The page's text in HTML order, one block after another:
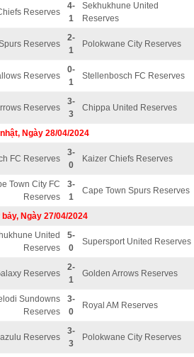
Reserves
4-
1
Sekhukhune United
Reserves
Reserves
2-
1
Polokwane City Reserves
Reserves
0-
1
Stellenbosch FC Reserves
Reserves
3-
3
Chippa United Reserves
Ngày 28/04/2024
FC Reserves
3-
0
Kaizer Chiefs Reserves
Town City FC
Reserves
3-
1
Cape Town Spurs Reserves
Ngày 27/04/2024
United
Reserves
5-
0
Supersport United Reserves
Reserves
2-
1
Golden Arrows Reserves
Sundowns
Reserves
3-
0
Royal AM Reserves
Reserves
3-
3
Polokwane City Reserves